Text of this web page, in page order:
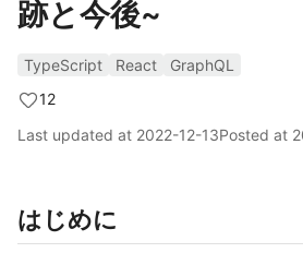
跡と今後~
TypeScript React
GraphQL
12
Last updated at 2022-12-13Posted at
はじめに